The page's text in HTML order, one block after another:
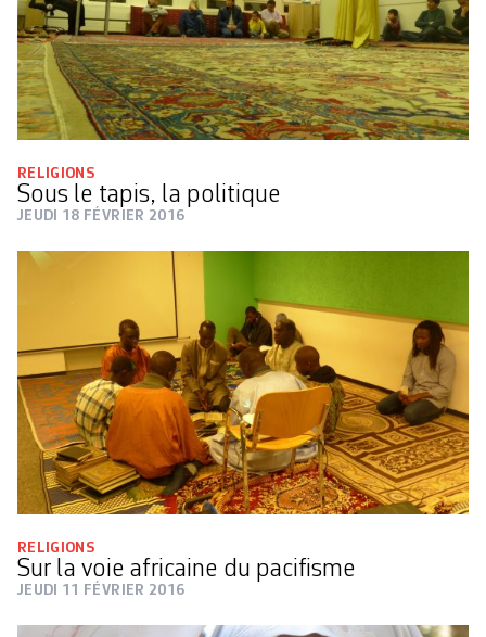
RELIGIONS
Sous le tapis, la politique
JEUDI 18 FÉVRIER 2016
RELIGIONS
Sur la voie africaine du pacifisme
JEUDI 11 FÉVRIER 2016